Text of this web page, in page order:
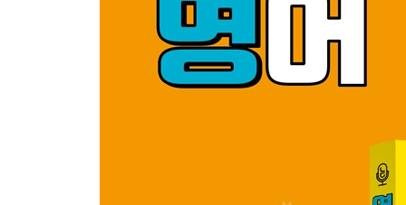
23. I was able to ~ ~할 수 있었다
24. I forgot to ~ ~하는 것을 깜빡했다
25. I heard that ~ ~이라고 들었다
26. I had trouble ~ ~하는 것이 힘들었다
31. I’m sure that ~ ~이라고 확신한다